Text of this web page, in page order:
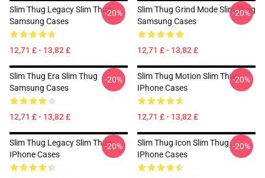
Slim Thug Legacy Slim Thug
Samsung Cases
12,71 £ - 13,82 £
-20%
Slim Thug Grind Mode Slim Thug
Samsung Cases
12,71 £ - 13,82 £
-20%
Slim Thug Era Slim Thug
Samsung Cases
12,71 £ - 13,82 £
-20%
Slim Thug Motion Slim Thug
IPhone Cases
12,71 £ - 13,82 £
-20%
Slim Thug Legacy Slim Thug
IPhone Cases
-20%
Slim Thug Icon Slim Thug
IPhone Cases
-20%